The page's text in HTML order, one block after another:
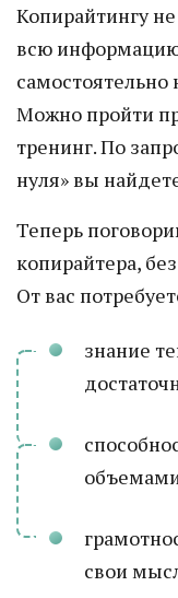
Копирайтингу
всю
самостоятельно
Можно пройти
тренинг. По
нуля» вы
Теперь
копирайтера,
От вас
знание
свои